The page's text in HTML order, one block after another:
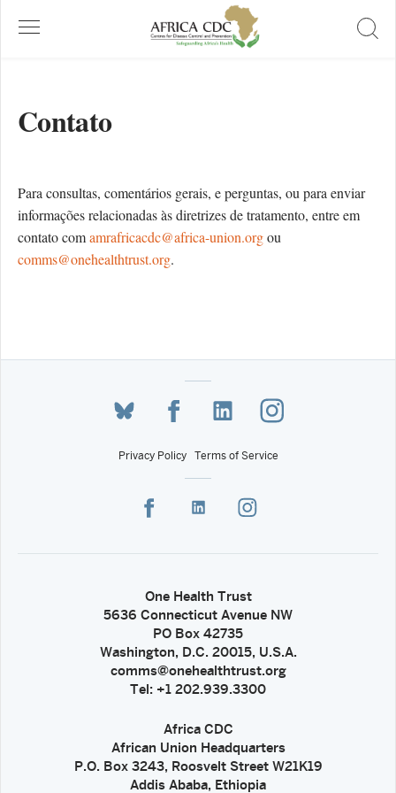
Contato
Para consultas, comentários gerais, e perguntas, ou para enviar
informações relacionadas às diretrizes de tratamento, entre em
contato comamrafricacdc@africa-union.orgou
comms@onehealthtrust.org.
Privacy Policy Terms of Service
One Health Trust
5636 Connecticut Avenue NW
PO Box 42735
Washington, D.C. 20015, U.S.A.
comms@onehealthtrust.org
Tel: +1 202.939.3300
Africa CDC
African Union Headquarters
P.O. Box 3243, Roosvelt Street W21K19
Addis Ababa, Ethiopia